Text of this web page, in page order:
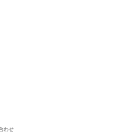
わせ